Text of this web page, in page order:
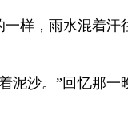
样，雨水混着
泥沙。”回忆那